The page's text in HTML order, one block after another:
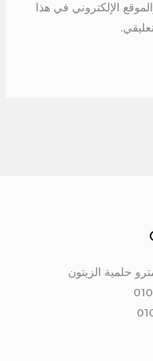
الإلكتروني في هذا
حلمية الزيتون